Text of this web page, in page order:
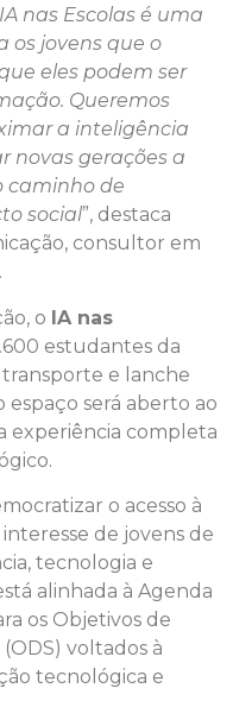
nas Escolas é uma
os jovens que o
eles podem ser
Queremos
a inteligência
novas gerações a
caminho de
social”, destaca
consultor em
o IA nas
estudantes da
e lanche
espaço será aberto ao
experiência completa
o acesso à
de jovens de
tecnologia e
alinhada à Agenda
os Objetivos de
voltados à
tecnológica e